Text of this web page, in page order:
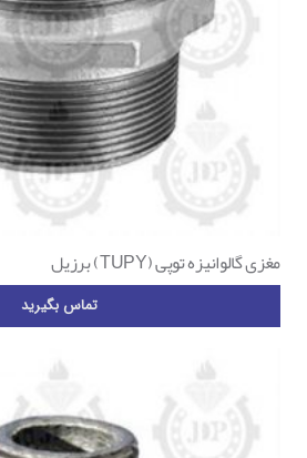
مغزی گالوانیزه توپی (TUPY) برزیل
تماس بگیرید